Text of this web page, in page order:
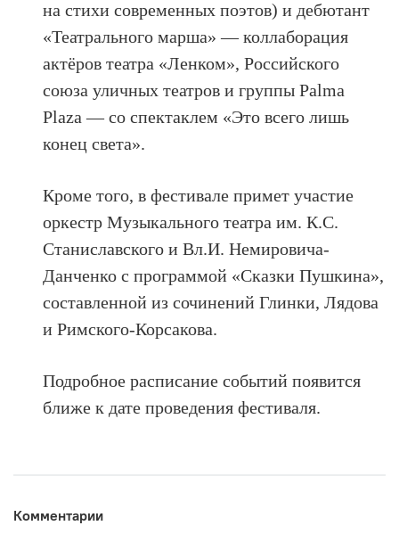
на стихи современных поэтов) и дебютант
«Театрального марша» — коллаборация
актёров театра «Ленком», Российского
союза уличных театров и группы Palma
Plaza — со спектаклем «Это всего лишь
конец света».
Кроме того, в фестивале примет участие
оркестр Музыкального театра им. К.С.
Станиславского и Вл.И. Немировича-
Данченко с программой «Сказки Пушкина»,
составленной из сочинений Глинки, Лядова
и Римского-Корсакова.
Подробное расписание событий появится
ближе к дате проведения фестиваля.
Комментарии